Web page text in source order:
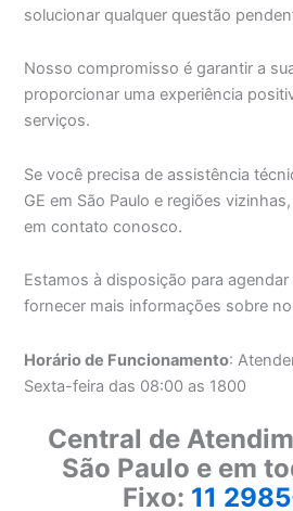
solucionar qualquer questão
Nosso compromisso é garantir a
proporcionar uma experiência
serviços.
Se você precisa de assistência
GE em São Paulo e regiões
em contato conosco.
Estamos à disposição para
fornecer mais informações sobre
Horário de Funcionamento:
Sexta-feira das 08:00 as 1800
Central de
São Paulo e em
Fixo: 11